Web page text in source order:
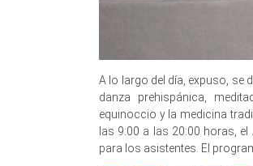
A lo largo del día, expuso, se
danza prehispánica,
equinoccio y la medicina
las 9:00 a las 20:00 horas,
para los asistentes. El